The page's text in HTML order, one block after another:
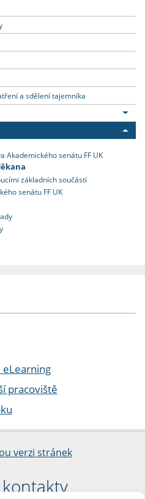
a sdělení tajemníka
Akademického senátu FF UK
základních součástí
senátu FF UK
eLearning
pracoviště
verzi stránek